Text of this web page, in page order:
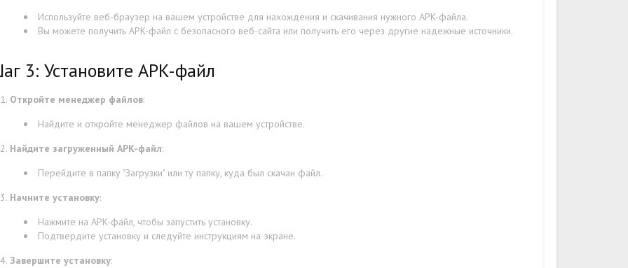
Используйте веб-браузер на вашем устройстве для нахождения и скачивания нужного APK-файла.
Вы можете получить APK-файл с безопасного веб-сайта или получить его через другие надежные источники.
3: Установите APK-файл
Откройте менеджер файлов:
Найдите и откройте менеджер файлов на вашем устройстве.
Найдите загруженный APK-файл:
Перейдите в папку "Загрузки" или ту папку, куда был скачан файл.
Начните установку:
Нажмите на APK-файл, чтобы запустить установку.
Подтвердите установку и следуйте инструкциям на экране.
Завершите установку: